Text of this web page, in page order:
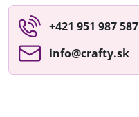
+421 951 987 587
info​@crafty​.sk